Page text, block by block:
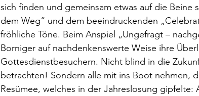
sich finden und gemeinsam etwas auf die Beine
dem Weg“ und dem beeindruckenden
fröhliche Töne. Beim Anspiel „Ungefragt –
Borniger auf nachdenkenswerte Weise ihre
Gottesdienstbesuchern. Nicht blind in die
betrachten! Sondern alle mit ins Boot nehmen,
Resümee, welches in der Jahreslosung gipfelte: